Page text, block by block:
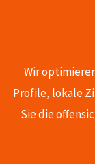
Wir
Profile, lokale
Sie die